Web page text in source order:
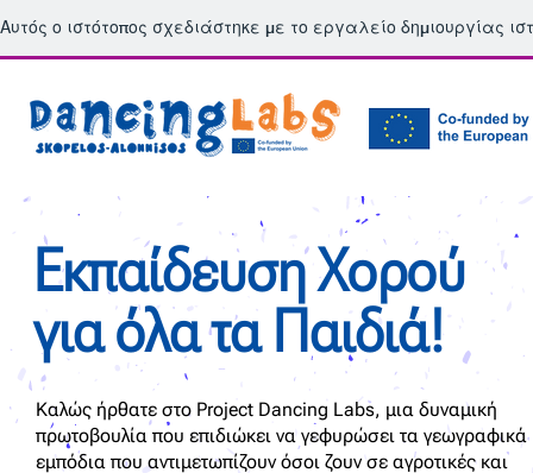
Αυτός ο ιστότοπος σχεδιάστηκε με το εργαλείο δημιουργίας
Eκπαίδευση Χορού
για όλα τα Παιδιά!
Καλώς ήρθατε στο Project Dancing Labs, μια δυναμική
πρωτοβουλία που επιδιώκει να γεφυρώσει τα γεωγραφικά
εμπόδια που αντιμετωπίζουν όσοι ζουν σε αγροτικές και